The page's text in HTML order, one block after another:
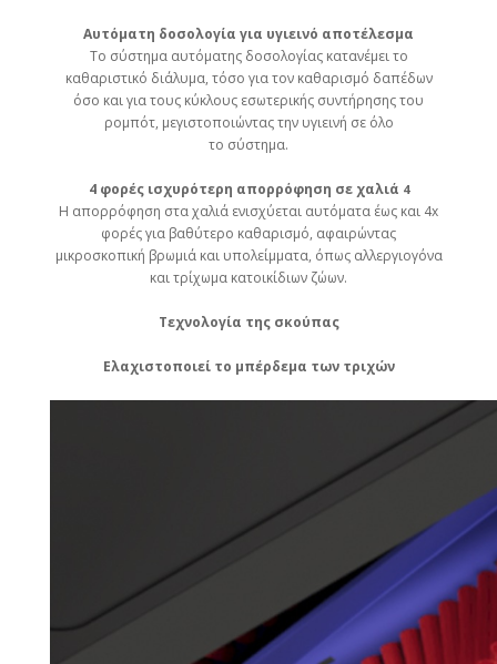
Αυτόματη δοσολογία για υγιεινό αποτέλεσμα
Το σύστημα αυτόματης δοσολογίας κατανέμει το
καθαριστικό διάλυμα, τόσο για τον καθαρισμό δαπέδων
όσο και για τους κύκλους εσωτερικής συντήρησης του
ρομπότ, μεγιστοποιώντας την υγιεινή σε όλο
το σύστημα.
4 φορές ισχυρότερη απορρόφηση σε χαλιά 4
Η απορρόφηση στα χαλιά ενισχύεται αυτόματα έως και 4x
φορές για βαθύτερο καθαρισμό, αφαιρώντας
μικροσκοπική βρωμιά και υπολείμματα, όπως αλλεργιογόνα
και τρίχωμα κατοικίδιων ζώων.
Τεχνολογία της σκούπας
Ελαχιστοποιεί το μπέρδεμα των τριχών